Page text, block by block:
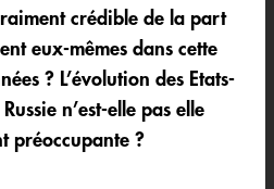
crédible de la part
eux-mêmes dans cette
? L’évolution des Etats-
n’est-elle pas elle
préoccupante ?